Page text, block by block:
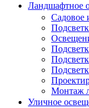
Ландшафтное
Садовое
Монтаж
Уличное